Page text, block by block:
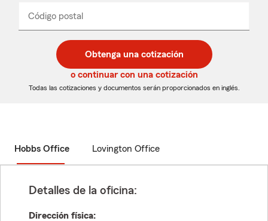
desplegable
Código postal
de
5
dígitos
de
5
dígitos
_____
Obtenga una cotización
o continuar con una cotización
Todas las cotizaciones y documentos serán proporcionados en inglés.
Hobbs Office Lovington Office
Detalles de la oficina:
Dirección física: